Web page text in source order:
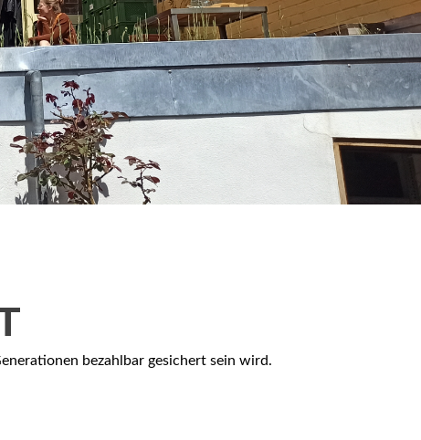
bezahlbar gesichert sein wird.